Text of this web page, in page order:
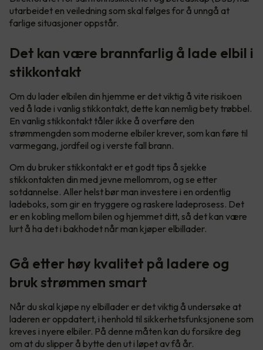
utarbeidet en veiledning som skal følges for å unngå at
farlige situasjoner oppstår.
Det kan være brannfarlig å lade elbil i
stikkontakt
Om du lader elbilen din hjemme er det viktig å vite risikoen
ved å lade i vanlig stikkontakt, dette kan nemlig bety trøbbel.
En vanlig stikkontakt tåler ikke å overføre den
strømmengden som moderne elbiler krever, som kan føre til
varmegang, jordfeil og i verste fall brann.
Om du bruker stikkontakt er et godt tips å sjekke
stikkontakten din med jevne mellomrom, og se etter
sotdannelse. Aller helst bør man investere i en ordentlig
ladeboks, som gir en tryggere og raskere ladeprosess. Det
er en kobling mellom bilen og hjemmet ditt, så det kan være
lurt å ha det i bakhodet når man kjøper elbillader.
Gå etter høy kvalitet på ladere og
bruk strømmen smart
Når du skal kjøpe ny elbillader er det viktig å undersøke at
laderen er oppdatert, i henhold til sikkerhetsfunksjonene som
kreves i nyere elbiler. På denne måten kan du forsikre deg
om at du slipper å bytte den ut i løpet av få år.